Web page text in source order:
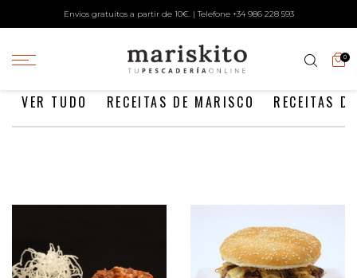
Envios gratuitos a partir de 10€. | Telefone +34 986 228 593
0
VER TUDO RECEITAS DE MARISCO RECEITAS